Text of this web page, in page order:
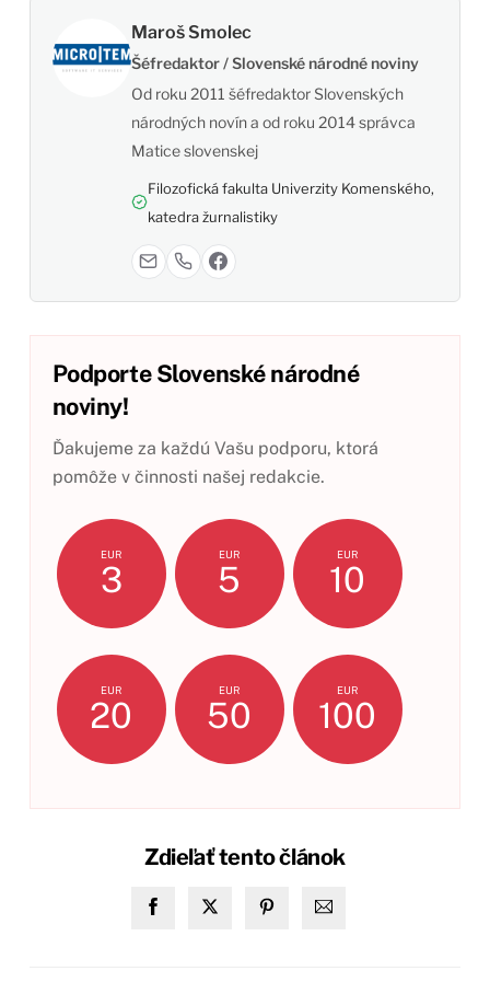
Maroš Smolec
Šéfredaktor / Slovenské národné noviny
Od roku 2011 šéfredaktor Slovenských
národných novín a od roku 2014 správca
Matice slovenskej
Filozofická fakulta Univerzity Komenského,
katedra žurnalistiky
Podporte Slovenské národné
noviny!
Ďakujeme za každú Vašu podporu, ktorá
pomôže v činnosti našej redakcie.
EUR
3
EUR
5
EUR
10
EUR
20
EUR
50
EUR
100
Zdieľať tento článok